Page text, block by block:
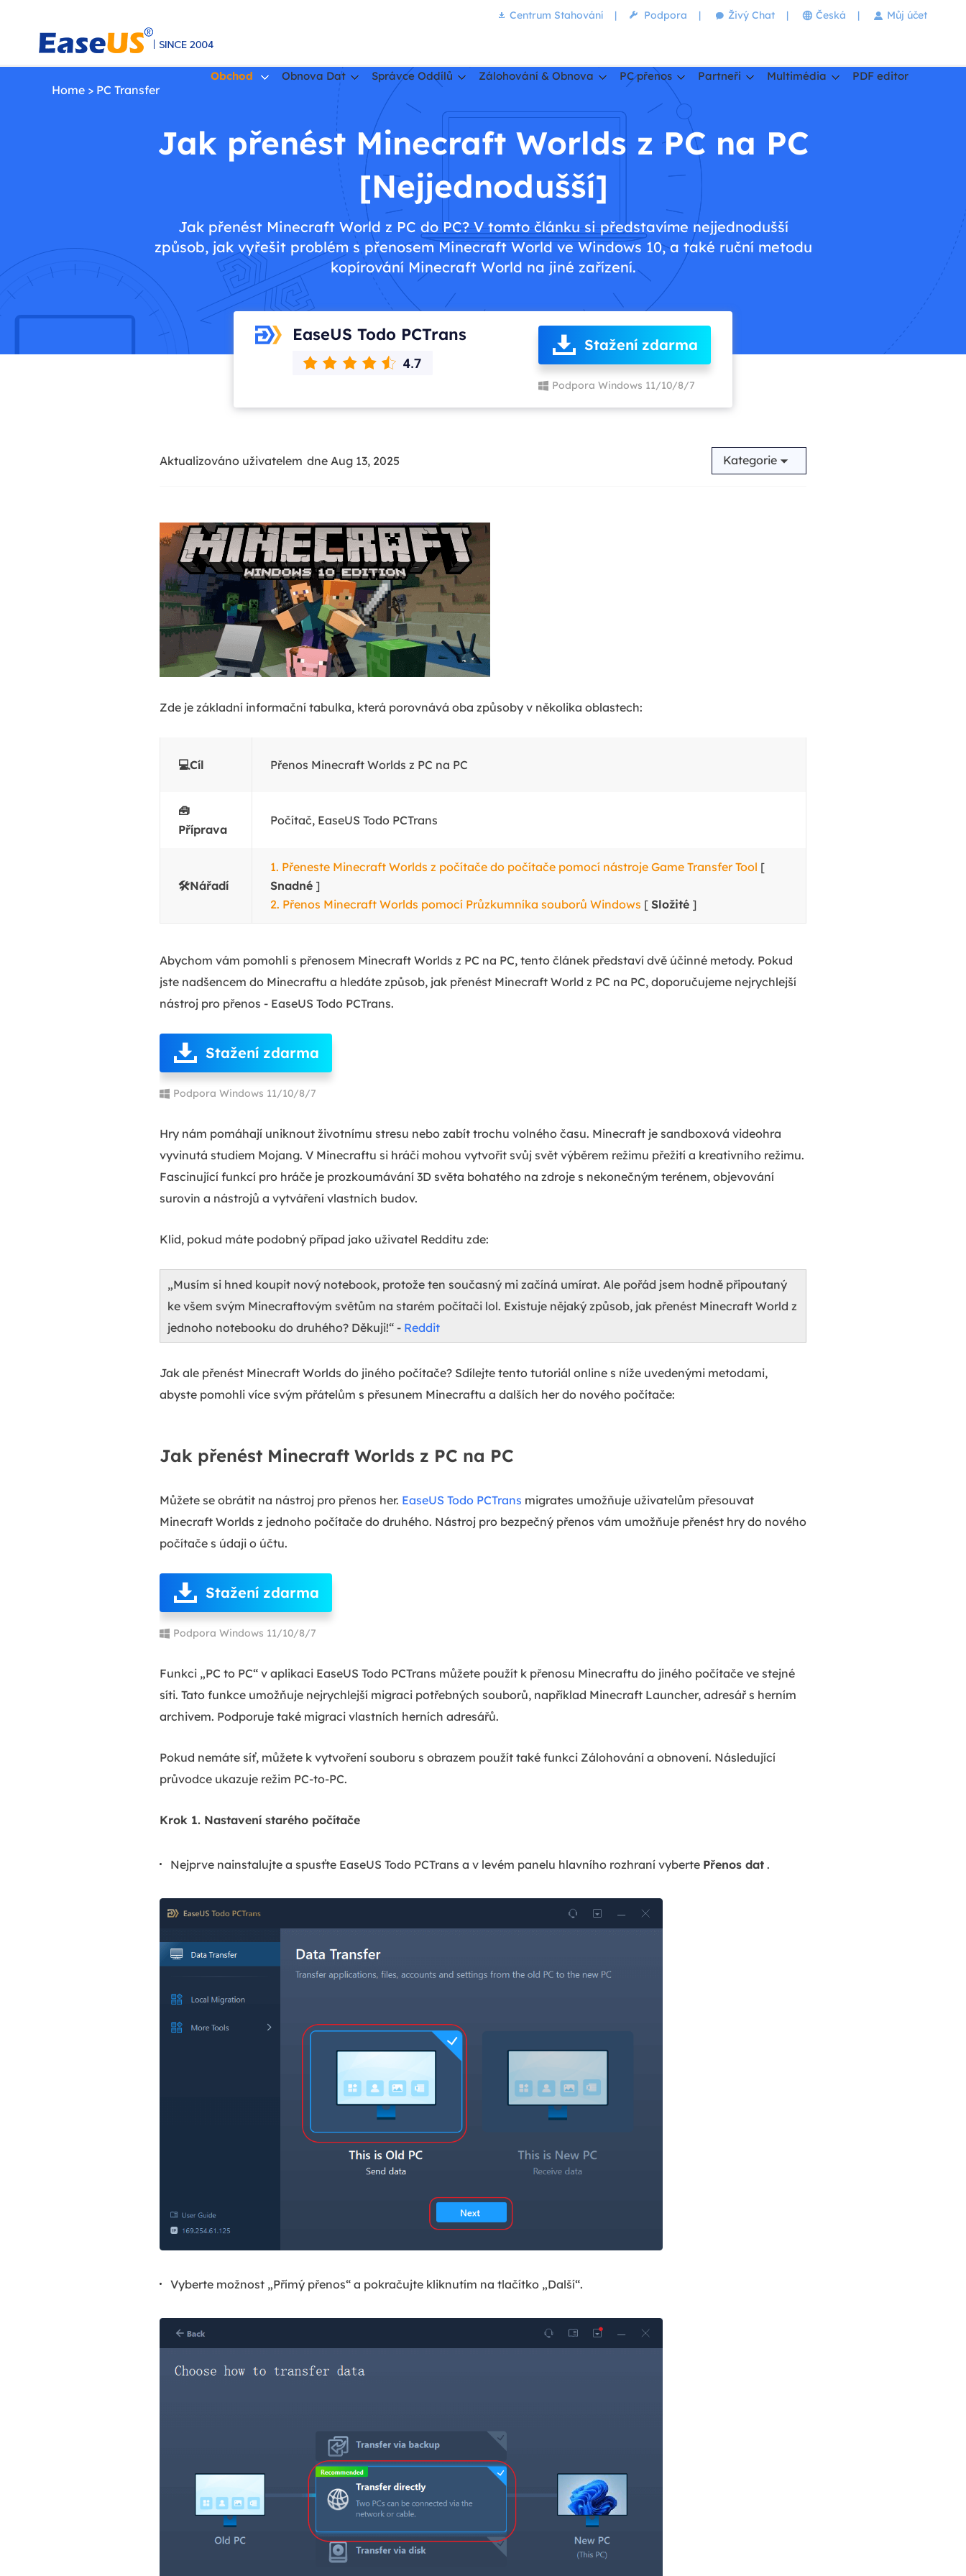
Centrum Stahování | Podpora | Živý Chat | Česká | Můj účet
Obchod Obnova Dat Správce Oddílů Zálohování & Obnova PC přenos Partneři Multimédia PDF editor
Home > PC Transfer
Jak přenést Minecraft Worlds z PC na PC
[Nejjednodušší]
Jak přenést Minecraft World z PC do PC? V tomto článku si představíme nejjednodušší
způsob, jak vyřešit problém s přenosem Minecraft World ve Windows 10, a také ruční metodu
kopírování Minecraft World na jiné zařízení.
EaseUS Todo PCTrans
Stažení zdarma
Podpora Windows 11/10/8/7
Aktualizováno uživatelem dne Aug 13, 2025 Kategorie
Zde je základní informační tabulka, která porovnává oba způsoby v několika oblastech:
💻Cíl Přenos Minecraft Worlds z PC na PC
🧰
Příprava
Počítač, EaseUS Todo PCTrans
🛠️Nářadí
1. Přeneste Minecraft Worlds z počítače do počítače pomocí nástroje Game Transfer Tool [
Snadné ]
2. Přenos Minecraft Worlds pomocí Průzkumníka souborů Windows [ Složité ]
Abychom vám pomohli s přenosem Minecraft Worlds z PC na PC, tento článek představí dvě účinné metody. Pokud
jste nadšencem do Minecraftu a hledáte způsob, jak přenést Minecraft World z PC na PC, doporučujeme nejrychlejší
nástroj pro přenos - EaseUS Todo PCTrans.
Stažení zdarma
Podpora Windows 11/10/8/7
Hry nám pomáhají uniknout životnímu stresu nebo zabít trochu volného času. Minecraft je sandboxová videohra
vyvinutá studiem Mojang. V Minecraftu si hráči mohou vytvořit svůj svět výběrem režimu přežití a kreativního režimu.
Fascinující funkcí pro hráče je prozkoumávání 3D světa bohatého na zdroje s nekonečným terénem, objevování
surovin a nástrojů a vytváření vlastních budov.
Klid, pokud máte podobný případ jako uživatel Redditu zde:
„Musím si hned koupit nový notebook, protože ten současný mi začíná umírat. Ale pořád jsem hodně připoutaný
ke všem svým Minecraftovým světům na starém počítači lol. Existuje nějaký způsob, jak přenést Minecraft World z
jednoho notebooku do druhého? Děkuji!“ - Reddit
Jak ale přenést Minecraft Worlds do jiného počítače? Sdílejte tento tutoriál online s níže uvedenými metodami,
abyste pomohli více svým přátelům s přesunem Minecraftu a dalších her do nového počítače:
Jak přenést Minecraft Worlds z PC na PC
Můžete se obrátit na nástroj pro přenos her. EaseUS Todo PCTrans migrates umožňuje uživatelům přesouvat
Minecraft Worlds z jednoho počítače do druhého. Nástroj pro bezpečný přenos vám umožňuje přenést hry do nového
počítače s údaji o účtu.
Stažení zdarma
Podpora Windows 11/10/8/7
Funkci „PC to PC“ v aplikaci EaseUS Todo PCTrans můžete použít k přenosu Minecraftu do jiného počítače ve stejné
síti. Tato funkce umožňuje nejrychlejší migraci potřebných souborů, například Minecraft Launcher, adresář s herním
archivem. Podporuje také migraci vlastních herních adresářů.
Pokud nemáte síť, můžete k vytvoření souboru s obrazem použít také funkci Zálohování a obnovení. Následující
průvodce ukazuje režim PC-to-PC.
Krok 1. Nastavení starého počítače
Nejprve nainstalujte a spusťte EaseUS Todo PCTrans a v levém panelu hlavního rozhraní vyberte Přenos dat .
Vyberte možnost „Přímý přenos“ a pokračujte kliknutím na tlačítko „Další“.